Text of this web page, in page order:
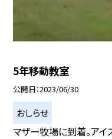
5年移動教室
公開日 2023/06/30
おしらせ
マザー牧場に到着。アイ